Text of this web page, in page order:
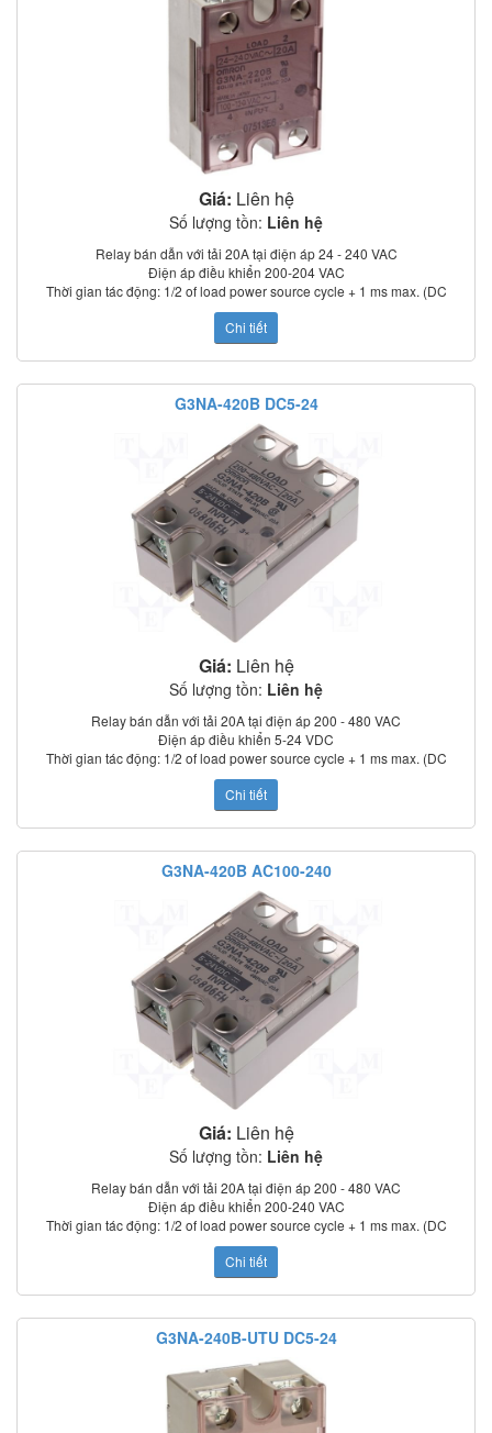
Tiêu chuẩn: UL, CSA, TUV (model –UTU)
REVIEW RELAY BÁN
DẪN G3NA-220B DC5-
24
CÁC SẢN PHẨM TƯƠNG TỰ:
G3NA-205B DC5-24 BY OMZ
G3NA-205B-UTU DC5-24
G3NA-210B AC200-240 BY OMZ
G3NA-210B DC5-24 BY OMZ
G3NA-220B AC100-120
G3NA-220B AC200-240 BY OMZ
G3NA-220B-UTU AC100-240
G3NA-220B-UTU DC5-24
G3NA-225B DC5-24
G3NA-240B AC100-120
G3NA-240B AC200-240 BY OMZ
G3NA-240B DC5-24 BY OMZ
G3NA-240B-1 DC5-24 BY OMZ
G3NA-240B-UTU DC5-24 BY OMZ
G3NA-250B-UTU DC5-24
G3NA-275B-UTU-2 AC100-240
G3NA-275B-UTU-2 DC5-24
G3NA-290B-UTU-2 DC5-24
G3NA-410B AC110-240
G3NA-410B DC5-24
G3NA-420B DC5-24
G3NA-420B-UTU DC5-24
G3NA-425B-2 DC5-24
G3NA-440B-2 AC100-240
G3NA-440B-UTU-2 AC100-240
G3NA-440B-UTU-2 DC5-24
G3NA-475B-UTU-2 DC5-24
G3NA-490B-UTU-2 AC100-240
G3NA-490B-UTU-2 DC5-24
G3NA-D210B AC100-240
G3NA-D210B DC5-24
G3NA-D210B-UTU DC5-24
Giá: Liên hệ
Số lượng tồn: Liên hệ
Relay bán dẫn với tải 20A tại điện áp 24 - 240 VAC
Điện áp điều khiển 200-204 VAC
Thời gian tác động: 1/2 of load power source cycle + 1 ms max. (DC
input); 3/2 of load power source cycle + 1 ms max. (AC input)
Dòng rò: 5 mA max. (at 100 VAC); 0 mA max. (at 200 VAC)
Điện trở cách điện: 100 MΩ min. (at 500 VDC)
Nhiệt độ làm việc: –30°C to 80°C
Chỉ thị trạng thái: LED
Có nắp che bảo vệ
Tiêu chuẩn: UL, CSA, TUV (model –UTU)
Chi tiết
G3NA-420B DC5-24
Giá: Liên hệ
Số lượng tồn: Liên hệ
Relay bán dẫn với tải 20A tại điện áp 200 - 480 VAC
Điện áp điều khiển 5-24 VDC
Thời gian tác động: 1/2 of load power source cycle + 1 ms max. (DC
input); 3/2 of load power source cycle + 1 ms max. (AC input)
Dòng rò: 5 mA max. (at 100 VAC); 0 mA max. (at 200 VAC)
Điện trở cách điện: 100 MΩ min. (at 500 VDC)
Nhiệt độ làm việc: –30°C to 80°C
Chỉ thị trạng thái: LED
Có nắp che bảo vệ
Tiêu chuẩn: UL, CSA, TUV (model –UTU)
Chi tiết
G3NA-420B AC100-240
Giá: Liên hệ
Số lượng tồn: Liên hệ
Relay bán dẫn với tải 20A tại điện áp 200 - 480 VAC
Điện áp điều khiển 200-240 VAC
Thời gian tác động: 1/2 of load power source cycle + 1 ms max. (DC
input); 3/2 of load power source cycle + 1 ms max. (AC input)
Dòng rò: 5 mA max. (at 100 VAC); 0 mA max. (at 200 VAC)
Điện trở cách điện: 100 MΩ min. (at 500 VDC)
Nhiệt độ làm việc: –30°C to 80°C
Chỉ thị trạng thái: LED
Có nắp che bảo vệ
Tiêu chuẩn: UL, CSA, TUV (model –UTU)
Chi tiết
G3NA-240B-UTU DC5-24